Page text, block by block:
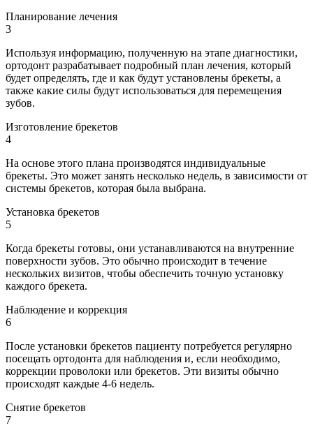
Планирование лечения
3
Используя информацию, полученную на этапе диагностики,
ортодонт разрабатывает подробный план лечения, который
будет определять, где и как будут установлены брекеты, а
также какие силы будут использоваться для перемещения
зубов.
Изготовление брекетов
4
На основе этого плана производятся индивидуальные
брекеты. Это может занять несколько недель, в зависимости от
системы брекетов, которая была выбрана.
Установка брекетов
5
Когда брекеты готовы, они устанавливаются на внутренние
поверхности зубов. Это обычно происходит в течение
нескольких визитов, чтобы обеспечить точную установку
каждого брекета.
Наблюдение и коррекция
6
После установки брекетов пациенту потребуется регулярно
посещать ортодонта для наблюдения и, если необходимо,
коррекции проволоки или брекетов. Эти визиты обычно
происходят каждые 4-6 недель.
Снятие брекетов
7